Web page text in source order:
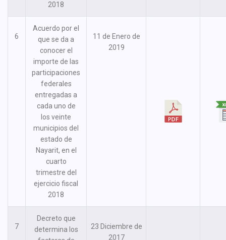
2018
6
Acuerdo por el
que se da a
conocer el
importe de las
participaciones
federales
entregadas a
cada uno de
los veinte
municipios del
estado de
Nayarit, en el
cuarto
trimestre del
ejercicio fiscal
2018
11 de Enero de
2019
7
Decreto que
determina los
23 Diciembre de
2017